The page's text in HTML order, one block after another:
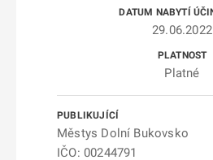
29.06.2022
Platné
Městys Dolní Bukovsko
IČO: 00244791